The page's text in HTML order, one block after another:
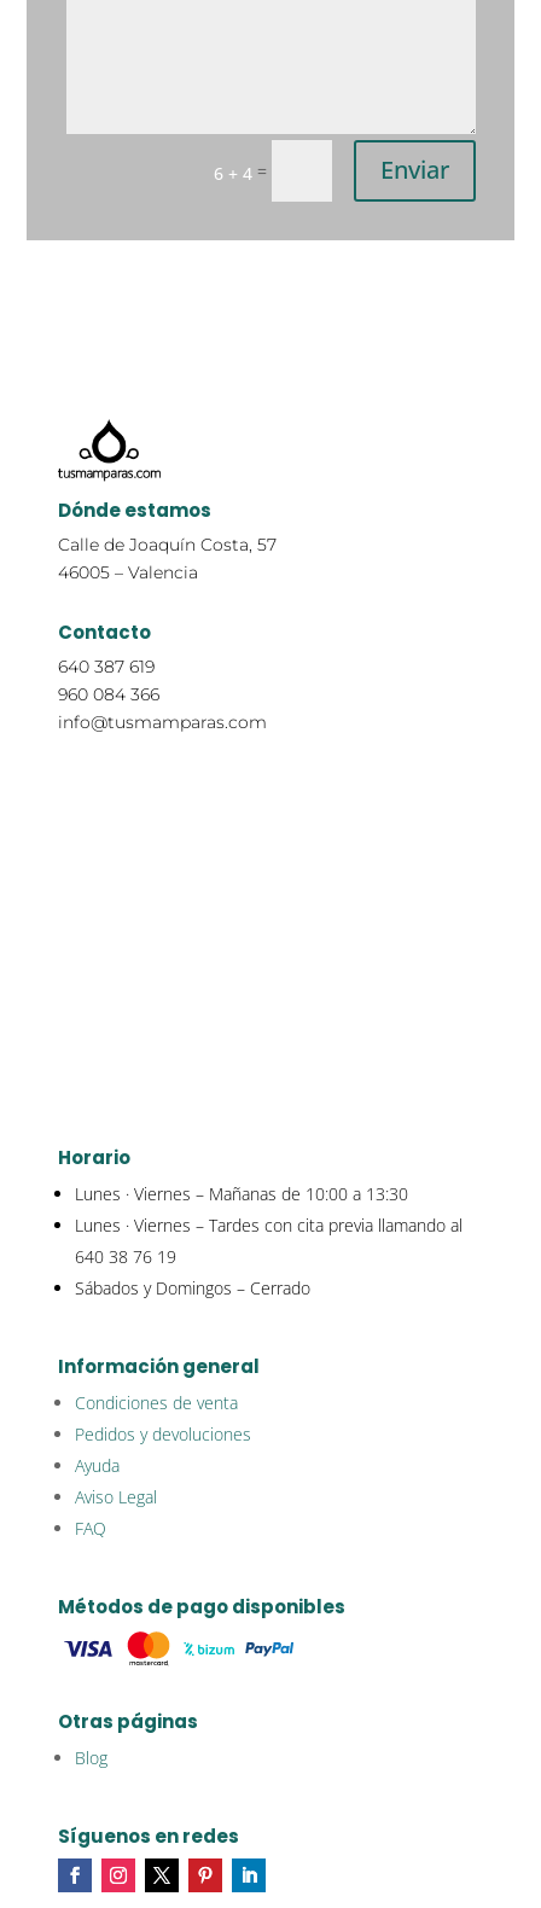
6 + 4= Enviar
Dónde estamos
Calle de Joaquín Costa, 57
46005 – Valencia
Contacto
640 387 619
960 084 366
info@tusmamparas.com
Horario
Lunes · Viernes – Mañanas de 10:00 a 13:30
Lunes · Viernes – Tardes con cita previa llamando al
640 38 76 19
Sábados y Domingos – Cerrado
Información general
Condiciones de venta
Pedidos y devoluciones
Ayuda
Aviso Legal
FAQ
Métodos de pago disponibles
Otras páginas
Blog
Síguenos en redes